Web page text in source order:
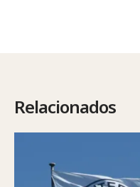
Relacionados